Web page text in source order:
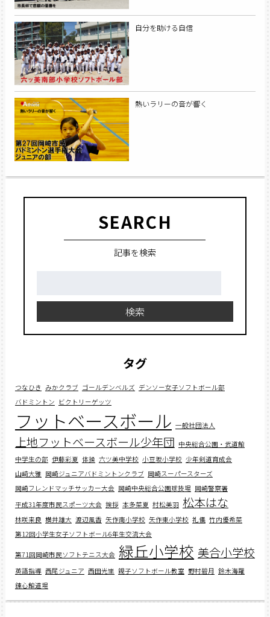
自分を助ける自信
熱いラリーの音が響く
SEARCH
記事を検索
検索
タグ
つなひき みかクラブ ゴールデンベルズ デンソー女子ソフトボール部
バドミントン ビクトリーゲッツ
フットベースボール 一般社団法人
上地フットベースボール少年団 中央総合公園・武道館
中学生の部 伊藤彩夏 体操 六ツ美中学校 小豆坂小学校 少年剣道育成会
山﨑大雅 岡崎ジュニアバドミントンクラブ 岡崎スーパースターズ
岡崎フレンドマッチサッカー大会 岡崎中央総合公園球技場 岡崎警察署
平成31年度市民スポーツ大会 挨拶 本多菜夏 村松美羽 松本はな
林咲来良 横井雄大 渡辺風香 矢作南小学校 矢作東小学校 礼儀 竹内優希菜
第12回小学生女子ソフトボール6年生交流大会
第71回岡崎市民ソフトテニス大会 緑丘小学校 美合小学校
英語指導 西尾ジュニア 西田光里 親子ソフトボール教室 野村碧月 鈴木海羅
錬心館道場